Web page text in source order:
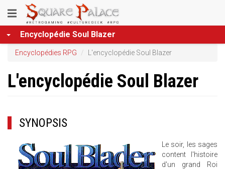
au
contenu
principal
Toggle
navigation
Encyclopédie Soul Blazer
Encyclopédies RPG L'encyclopédie Soul Blazer
L'encyclopédie Soul Blazer
SYNOPSIS
Le soir, les sages
content l'histoire
d'un grand Roi